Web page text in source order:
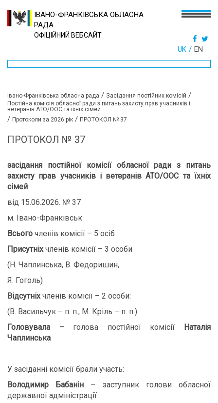
ІВАНО-ФРАНКІВСЬКА ОБЛАСНА
РАДА
ОФІЦІЙНИЙ ВЕБСАЙТ
UK EN
Івано-Франківська обласна рада / Засідання постійних комісій /
Постійна комісія обласної ради з питань захисту прав учасників і
ветеранів АТО/ООС та їхніх сімей
/ Протоколи за 2026 рік / ПРОТОКОЛ № 37
ПРОТОКОЛ № 37
засідання постійної комісії обласної ради з питань
захисту прав учасників і ветеранів АТО/ООС та їхніх
сімей
від 15.06.2026. № 37
м. Івано-Франківськ
Всього членів комісії – 5 осіб
Присутніхчленів комісії – 3 особи
(Н. Чаплинська, В. Федоришин,
Я. Гоголь)
Відсутніхчленів комісії – 2 особи:
(В. Васильчук – п. п., М. Кріль – п. п.)
Головувала – голова постійної комісії
Наталія
Чаплинська
У засіданні комісії брали участь:
Володимир Бабанін – заступник голови обласної
державної адміністрації